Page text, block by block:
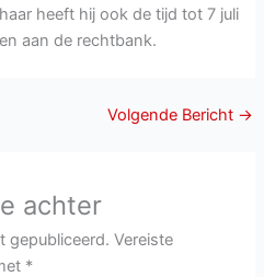
heeft hij ook de tijd tot 7 juli
aan de rechtbank.
Volgende Bericht →
achter
gepubliceerd. Vereiste
*